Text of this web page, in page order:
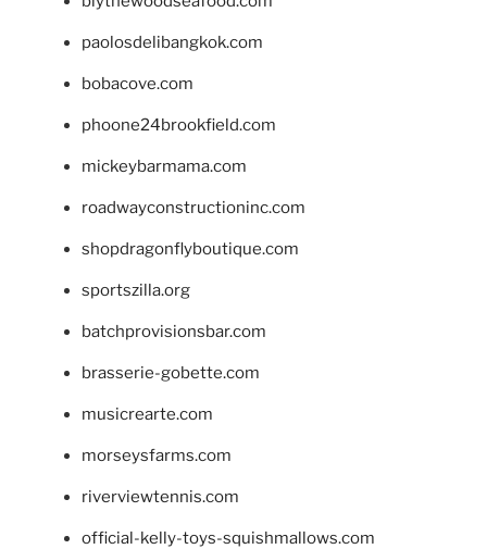
paolosdelibangkok.com
bobacove.com
phoone24brookfield.com
mickeybarmama.com
roadwayconstructioninc.com
shopdragonflyboutique.com
sportszilla.org
batchprovisionsbar.com
brasserie-gobette.com
musicrearte.com
morseysfarms.com
riverviewtennis.com
official-kelly-toys-squishmallows.com